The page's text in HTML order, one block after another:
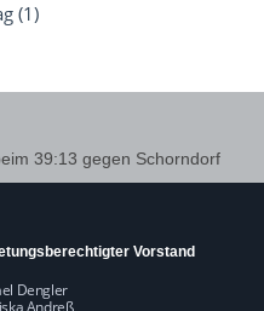
(1)
39:13 gegen Schorndorf
Vorstand
Dengler